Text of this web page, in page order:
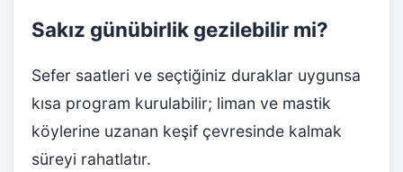
Sakız günübirlik gezilebilir mi?
Sefer saatleri ve seçtiğiniz duraklar uygunsa
kısa program kurulabilir; liman ve mastik
köylerine uzanan keşif çevresinde kalmak
süreyi rahatlatır.